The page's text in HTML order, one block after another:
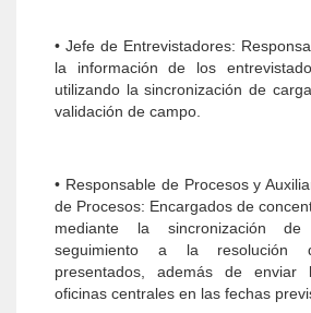
• Jefe de Entrevistadores:
la información de los
utilizando la sincronización de
validación de campo.
• Responsable de Procesos y
de Procesos: Encargados de
mediante la sincronización
seguimiento a la resolución
presentados, además de enviar
oficinas centrales en las fechas